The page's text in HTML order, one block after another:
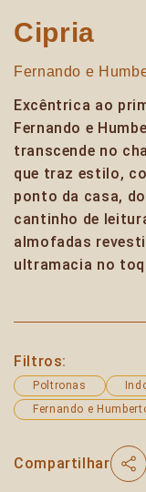
Cipria
Fernando e
Excêntrica ao
Fernando e
transcende no
que traz estilo,
ponto da casa,
cantinho de
almofadas
ultramacia no
Filtros:
Poltronas
Fernando e
Compartilhar